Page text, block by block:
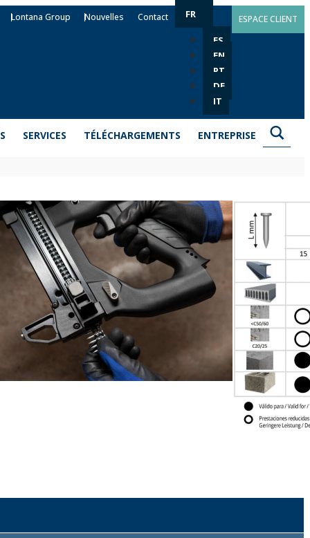
Lontana Group Nouvelles Contact FR
ES
EN
PT
DE
IT
ESPACE CLIENT
SERVICES TÉLÉCHARGEMENTS ENTREPRISE
FG-GUN et FG-GUNEL. Clous standard, qui
tels que le béton ou le béton armé. Ils sont
de l’épaisseur de l’élément à fixer et de la
Ils sont fabriqués en acier zingué.